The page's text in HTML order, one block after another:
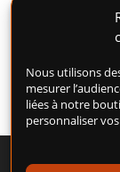
Nous utilisons
mesurer
liées à notre
personnaliser
Ajouter